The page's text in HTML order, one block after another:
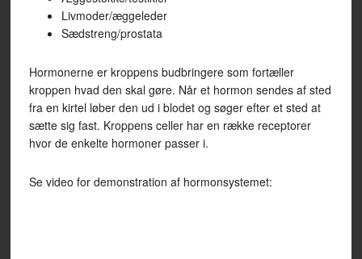
Livmoder/æggeleder
Sædstreng/prostata
Hormonerne er kroppens budbringere som fortæller
kroppen hvad den skal gøre. Når et hormon sendes af sted
fra en kirtel løber den ud i blodet og søger efter et sted at
sætte sig fast. Kroppens celler har en række receptorer
hvor de enkelte hormoner passer i.
Se video for demonstration af hormonsystemet: